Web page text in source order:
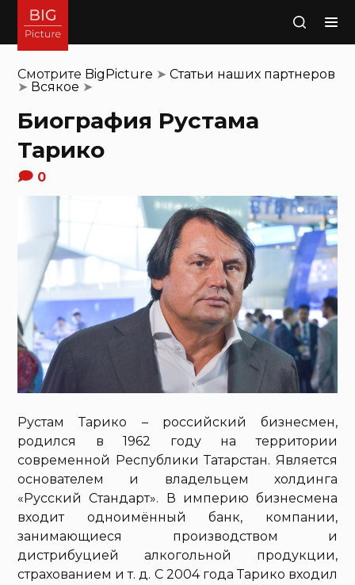
Поиск
Смотрите BigPicture ➤Статьи наших партнеров
➤ Всякое ➤
Биография Рустама
Тарико
0
Рустам Тарико – российский бизнесмен,
родился в 1962 году на территории
современной Республики Татарстан. Является
основателем и владельцем холдинга
«Русский Стандарт». В империю бизнесмена
входит одноимённый банк, компании,
занимающиеся производством и
дистрибуцией алкогольной продукции,
страхованием и т. д. С 2004 года Тарико входил